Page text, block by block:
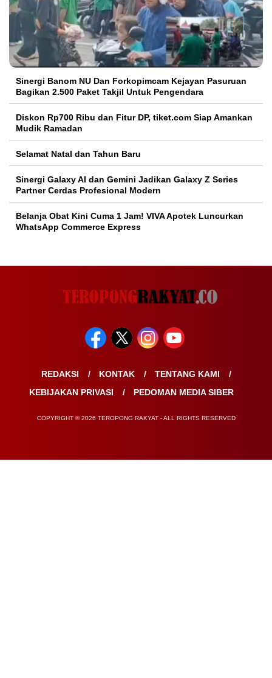
Sinergi Banom NU Dan Forkopimcam Kejayan Pasuruan
Bagikan 2.500 Paket Takjil Untuk Pengendara
Diskon Rp700 Ribu dan Fitur DP, tiket.com Siap Amankan
Mudik Ramadan
Selamat Natal dan Tahun Baru
Sinergi Galaxy AI dan Gemini Jadikan Galaxy Z Series
Partner Cerdas Profesional Modern
Belanja Obat Kini Cuma 1 Jam! VIVA Apotek Luncurkan
WhatsApp Commerce Express
REDAKSI KONTAK
TENTANG KAMI
KEBIJAKAN PRIVASI
PEDOMAN MEDIA SIBER
COPYRIGHT © 2026 TEROPONG RAKYAT - ALL RIGHTS RESERVED